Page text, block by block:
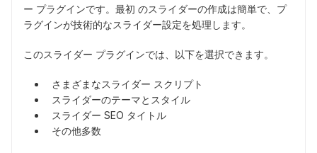
ー プラグインです。最初 のスライダーの作成は簡単で、プ
ラグインが技術的なスライダー設定を処理します。
このスライダー プラグインでは、以下を選択できます。
さまざまなスライダー スクリプト
スライダーのテーマとスタイル
スライダー SEO タイトル
その他多数